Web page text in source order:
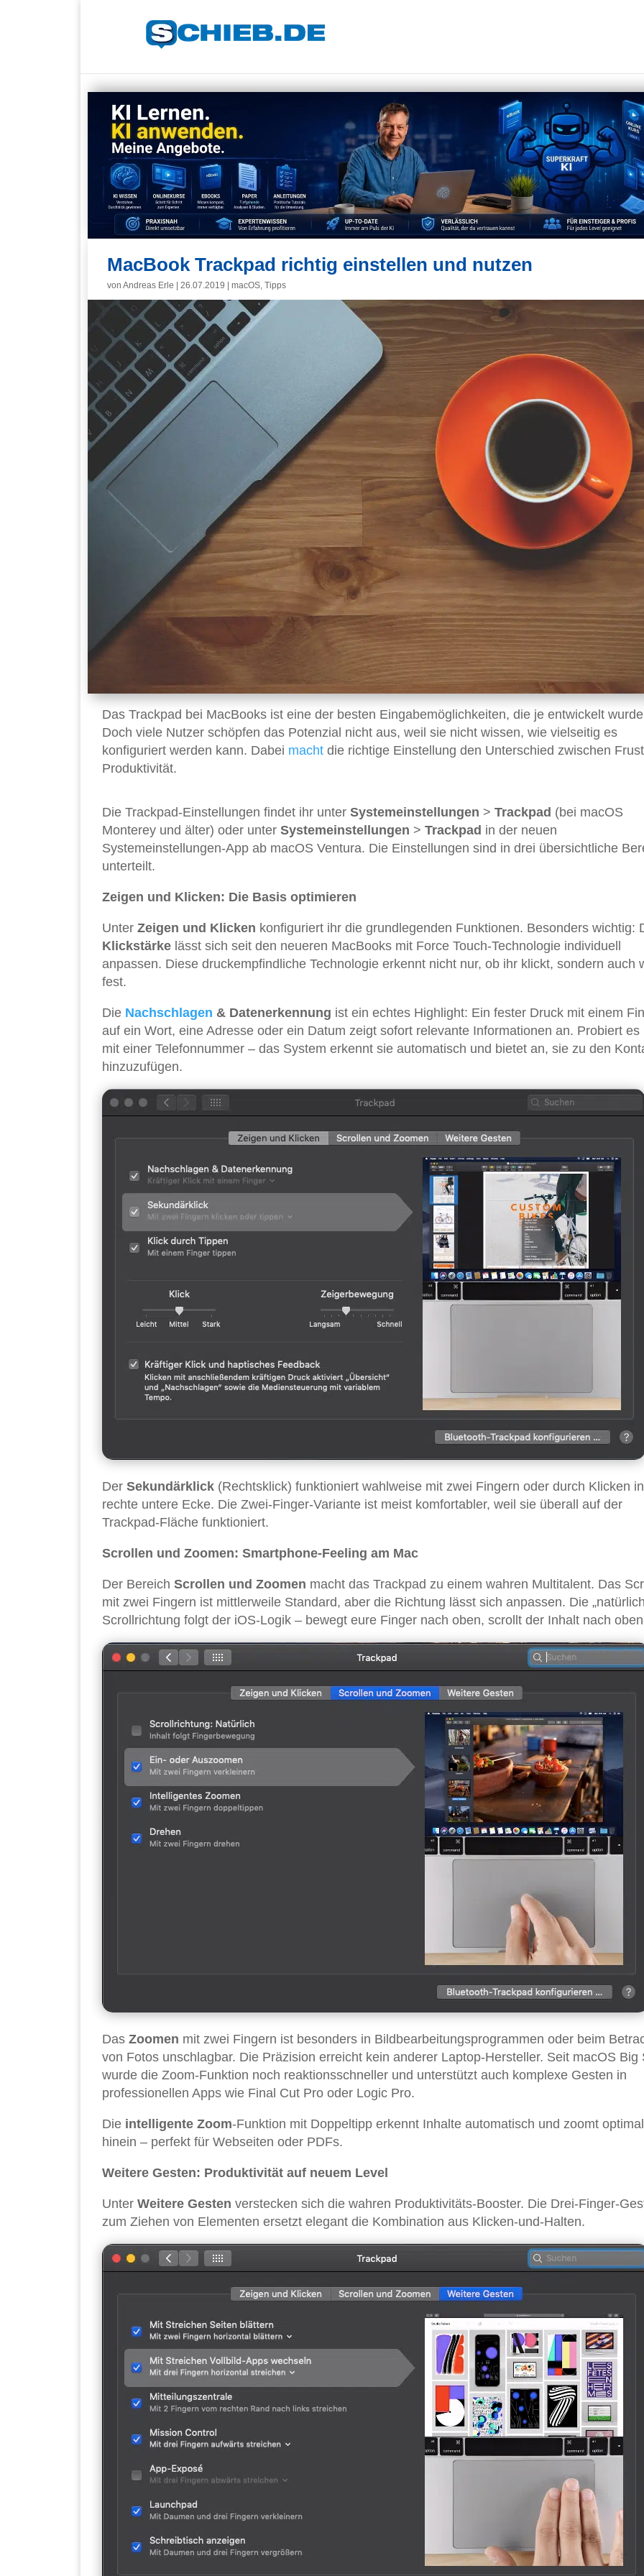
MacBook Trackpad richtig einstellen und nutzen
von Andreas Erle 26.07.2019 macOS, Tipps
Das Trackpad bei MacBooks ist eine der besten Eingabemöglichkeiten, die je entwickelt
Doch viele Nutzer schöpfen das Potenzial nicht aus, weil sie nicht wissen, wie vielseitig es
konfiguriert werden kann. Dabei macht die richtige Einstellung den Unterschied zwischen
Produktivität.
Die Trackpad-Einstellungen findet ihr unter Systemeinstellungen > Trackpad (bei macOS
Monterey und älter) oder unter Systemeinstellungen > Trackpad in der neuen
Systemeinstellungen-App ab macOS Ventura. Die Einstellungen sind in drei übersichtliche
unterteilt.
Zeigen und Klicken: Die Basis optimieren
Unter Zeigen und Klicken konfiguriert ihr die grundlegenden Funktionen. Besonders wichtig:
Klickstärke lässt sich seit den neueren MacBooks mit Force Touch-Technologie individuell
anpassen. Diese druckempfindliche Technologie erkennt nicht nur, ob ihr klickt, sondern auch
fest.
Die Nachschlagen & Datenerkennung ist ein echtes Highlight: Ein fester Druck mit einem
auf ein Wort, eine Adresse oder ein Datum zeigt sofort relevante Informationen an. Probiert es
mit einer Telefonnummer – das System erkennt sie automatisch und bietet an, sie zu den
hinzuzufügen.
Der Sekundärklick (Rechtsklick) funktioniert wahlweise mit zwei Fingern oder durch Klicken
rechte untere Ecke. Die Zwei-Finger-Variante ist meist komfortabler, weil sie überall auf der
Trackpad-Fläche funktioniert.
Scrollen und Zoomen: Smartphone-Feeling am Mac
Der Bereich Scrollen und Zoomen macht das Trackpad zu einem wahren Multitalent. Das
mit zwei Fingern ist mittlerweile Standard, aber die Richtung lässt sich anpassen. Die
Scrollrichtung folgt der iOS-Logik – bewegt eure Finger nach oben, scrollt der Inhalt nach
Das Zoomen mit zwei Fingern ist besonders in Bildbearbeitungsprogrammen oder beim
von Fotos unschlagbar. Die Präzision erreicht kein anderer Laptop-Hersteller. Seit macOS Big
wurde die Zoom-Funktion noch reaktionsschneller und unterstützt auch komplexe Gesten in
professionellen Apps wie Final Cut Pro oder Logic Pro.
Die intelligente Zoom-Funktion mit Doppeltipp erkennt Inhalte automatisch und zoomt optimal
hinein – perfekt für Webseiten oder PDFs.
Weitere Gesten: Produktivität auf neuem Level
Unter Weitere Gesten verstecken sich die wahren Produktivitäts-Booster. Die Drei-Finger-
zum Ziehen von Elementen ersetzt elegant die Kombination aus Klicken-und-Halten.